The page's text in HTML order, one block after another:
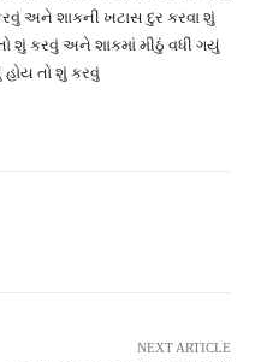
અને શાકની ખટાસ દુર કરવા શું
શું કરવું અને શાકમાં મીઠું વધી ગયું
તો શું કરવું
NEXT ARTICLE